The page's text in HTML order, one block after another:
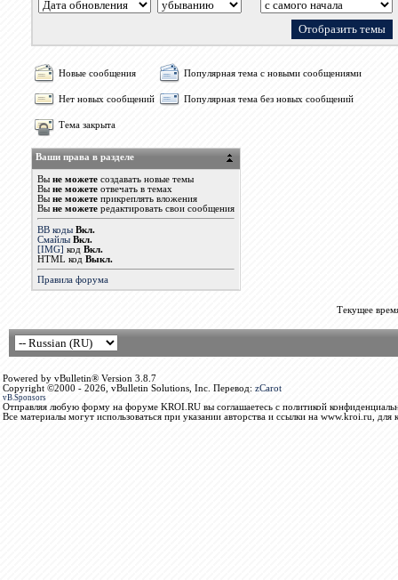
Новые сообщения Популярная тема с новыми сообщениями
Нет новых сообщений Популярная тема без новых сообщений
Тема закрыта
Ваши права в разделе
Вы не можетесоздавать новые темы
Вы не можетеотвечать в темах
Вы не можетеприкреплять вложения
Вы не можетередактировать свои сообщения
BB коды Вкл.
Смайлы Вкл.
[IMG] код Вкл.
HTML код Выкл.
Правила форума
Текущее
Powered by vBulletin® Version 3.8.7
Copyright ©2000 - 2026, vBulletin Solutions, Inc. Перевод: zCarot
vB.Sponsors
Отправляя любую форму на форуме KROI.RU вы соглашаетесь с политикой
Все материалы могут использоваться при указании авторства и ссылки на www.kroi.ru, для